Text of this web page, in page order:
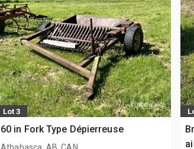
Lot 3
60 in Fork Type Dépierreuse